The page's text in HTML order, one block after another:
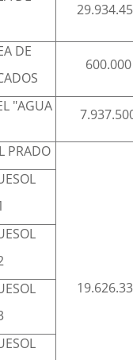
DE
"AGUA
PRADO